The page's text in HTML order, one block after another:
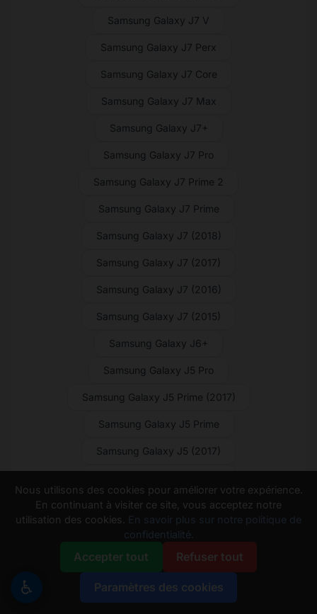
Samsung Galaxy J7 V
Samsung Galaxy J7 Perx
Samsung Galaxy J7 Core
Samsung Galaxy J7 Max
Samsung Galaxy J7+
Samsung Galaxy J7 Pro
Samsung Galaxy J7 Prime 2
Samsung Galaxy J7 Prime
Samsung Galaxy J7 (2018)
Samsung Galaxy J7 (2017)
Samsung Galaxy J7 (2016)
Samsung Galaxy J7 (2015)
Samsung Galaxy J6+
Samsung Galaxy J5 Pro
Samsung Galaxy J5 Prime (2017)
Samsung Galaxy J5 Prime
Samsung Galaxy J5 (2017)
Samsung Galaxy J5 (2015)
Samsung Galaxy J4 Core
Samsung Galaxy J4+
Samsung Galaxy J3 V (2018)
♿
Nous utilisons des cookies pour améliorer votre expérience.
En continuant à visiter ce site, vous acceptez notre
utilisation des cookies.
En savoir plus sur notre politique de
confidentialité.
Accepter tout Refuser tout
Paramètres des cookies